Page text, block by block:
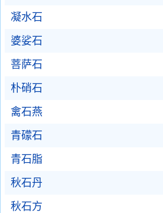
凝水石
婆娑石
菩萨石
朴硝石
禽石燕
青礞石
青石脂
秋石丹
秋石方